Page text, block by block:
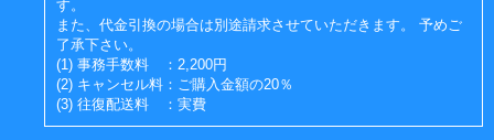
す。
また、代金引換の場合は別途請求させていただきます。 予めご
了承下さい。
(1) 事務手数料 ：2,200円
(2) キャンセル料：ご購入金額の20％
(3) 往復配送料 ：実費